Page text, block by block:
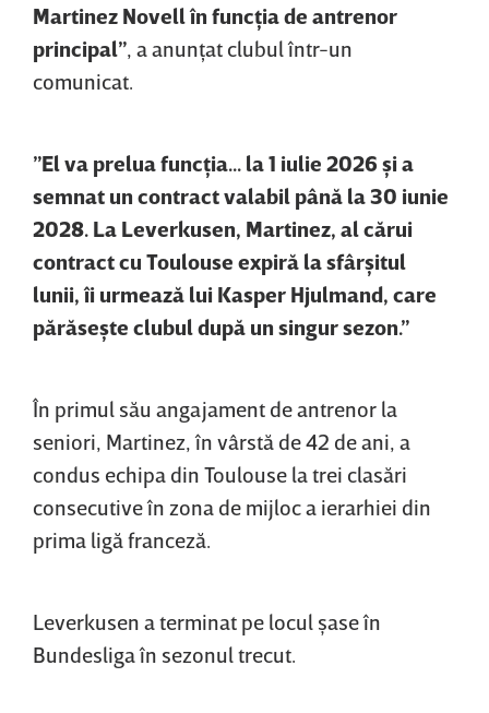
Martinez Novell în funcţia de antrenor
principal” , a anunţat clubul într-un
comunicat.
”El va prelua funcţia... la 1 iulie 2026 şi a
semnat un contract valabil până la 30 iunie
2028. La Leverkusen, Martinez, al cărui
contract cu Toulouse expiră la sfârşitul
lunii, îi urmează lui Kasper Hjulmand, care
părăseşte clubul după un singur sezon.”
În primul său angajament de antrenor la
seniori, Martinez, în vârstă de 42 de ani, a
condus echipa din Toulouse la trei clasări
consecutive în zona de mijloc a ierarhiei din
prima ligă franceză.
Leverkusen a terminat pe locul şase în
Bundesliga în sezonul trecut.